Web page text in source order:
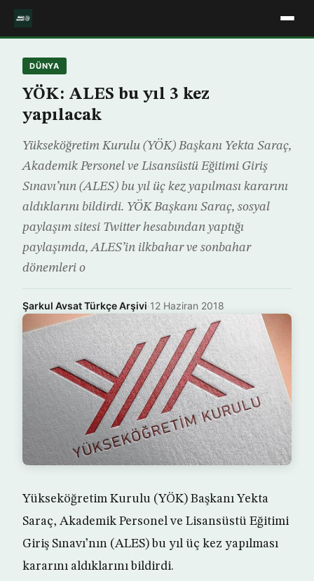
DÜNYA
YÖK: ALES bu yıl 3 kez
yapılacak
Yükseköğretim Kurulu (YÖK) Başkanı Yekta Saraç,
Akademik Personel ve Lisansüstü Eğitimi Giriş
Sınavı’nın (ALES) bu yıl üç kez yapılması kararını
aldıklarını bildirdi. YÖK Başkanı Saraç, sosyal
paylaşım sitesi Twitter hesabından yaptığı
paylaşımda, ALES’in ilkbahar ve sonbahar
dönemleri o
Şarkul Avsat Türkçe Arşivi·12 Haziran 2018
Yükseköğretim Kurulu (YÖK) Başkanı Yekta
Saraç, Akademik Personel ve Lisansüstü Eğitimi
Giriş Sınavı’nın (ALES) bu yıl üç kez yapılması
kararını aldıklarını bildirdi.